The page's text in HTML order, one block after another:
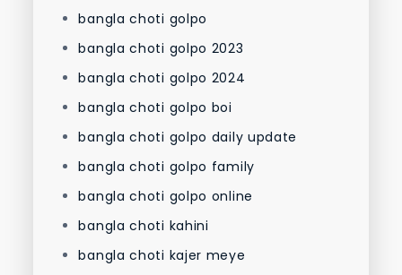
bangla choti golpo
bangla choti golpo 2023
bangla choti golpo 2024
bangla choti golpo boi
bangla choti golpo daily update
bangla choti golpo family
bangla choti golpo online
bangla choti kahini
bangla choti kajer meye